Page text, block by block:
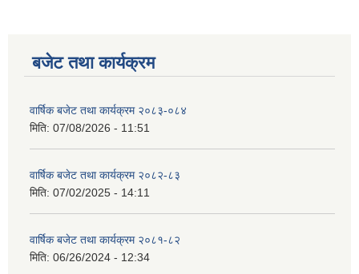
बजेट तथा कार्यक्रम
वार्षिक बजेट तथा कार्यक्रम २०८३-०८४
मिति: 07/08/2026 - 11:51
वार्षिक बजेट तथा कार्यक्रम २०८२-८३
मिति: 07/02/2025 - 14:11
वार्षिक बजेट तथा कार्यक्रम २०८१-८२
मिति: 06/26/2024 - 12:34